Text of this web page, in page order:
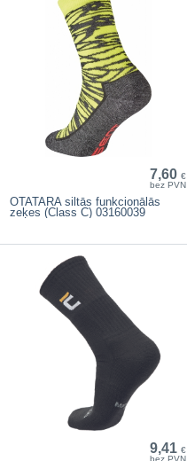
7,60 €
bez PVN
OTATARA siltās funkcionālās
zeķes (Class C) 03160039
9,41 €
bez PVN